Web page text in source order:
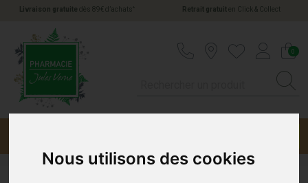
Nous utilisons des cookies
Livraison gratuite dès 89€ d’achats * Retrait gratuiten Click & Collect
0